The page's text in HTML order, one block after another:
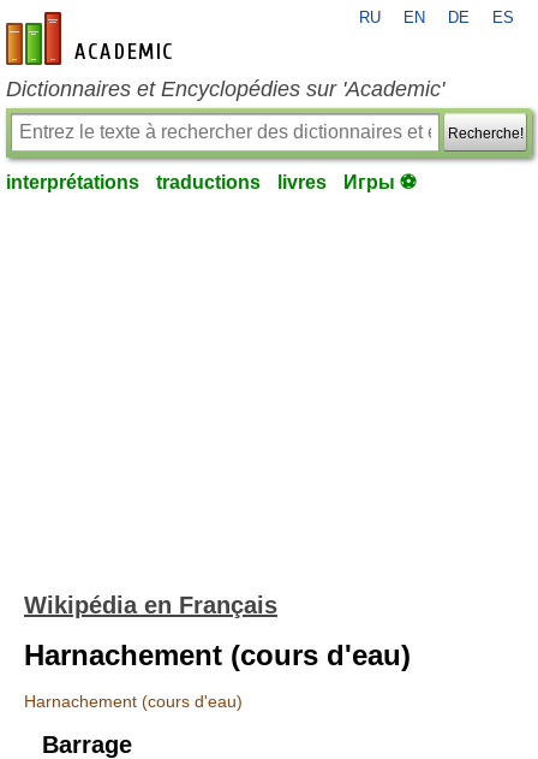
fr-academic.com
RU EN DE ES
Dictionnaires et Encyclopédies sur 'Academic'
Recherche!
interprétations traductions livres Игры ⚽
Wikipédia en Français
Harnachement (cours d'eau)
Harnachement (cours d'eau)
Barrage